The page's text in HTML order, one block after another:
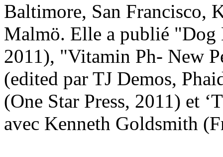
Baltimore, San Francisco,
Malmö. Elle a publié
2011), "Vitamin Ph- New
(edited par TJ Demos,
(One Star Press, 2011) et
avec Kenneth Goldsmith